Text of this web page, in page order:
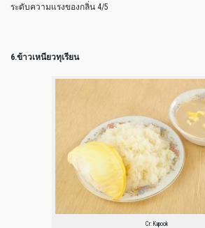
ระดับความแรงของกลิ่น 4/5
6.ข้าวเหนียวทุเรียน
Cr: Kapook